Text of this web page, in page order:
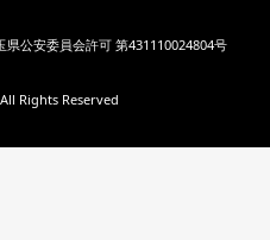
公安委員会許可 第431110024804号
Rights Reserved